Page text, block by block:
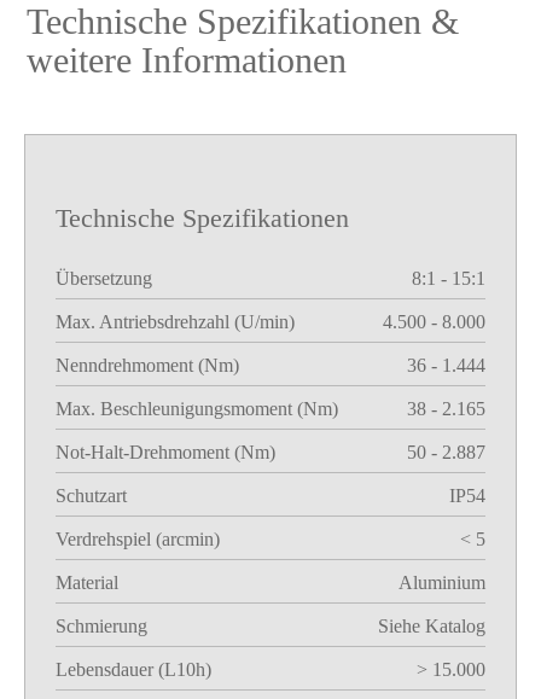
Technische Spezifikationen &
weitere Informationen
Technische Spezifikationen
Übersetzung 8:1 - 15:1
Max. Antriebsdrehzahl (U/min) 4.500 - 8.000
Nenndrehmoment (Nm) 36 - 1.444
Max. Beschleunigungsmoment (Nm) 38 - 2.165
Not-Halt-Drehmoment (Nm) 50 - 2.887
Schutzart IP54
Verdrehspiel (arcmin) < 5
Material Aluminium
Schmierung Siehe Katalog
Lebensdauer (L10h) > 15.000